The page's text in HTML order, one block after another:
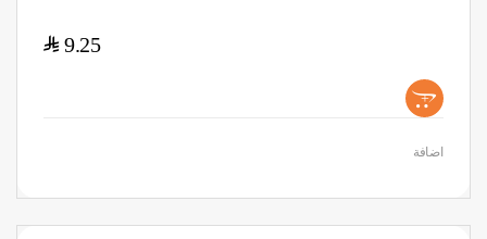
9.25
$
+
اضافة